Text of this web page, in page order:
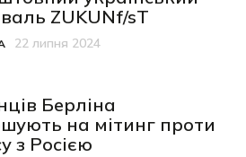
ZUKUNf/sT
22 липня 2024
Берліна
на мітинг проти
з Росією